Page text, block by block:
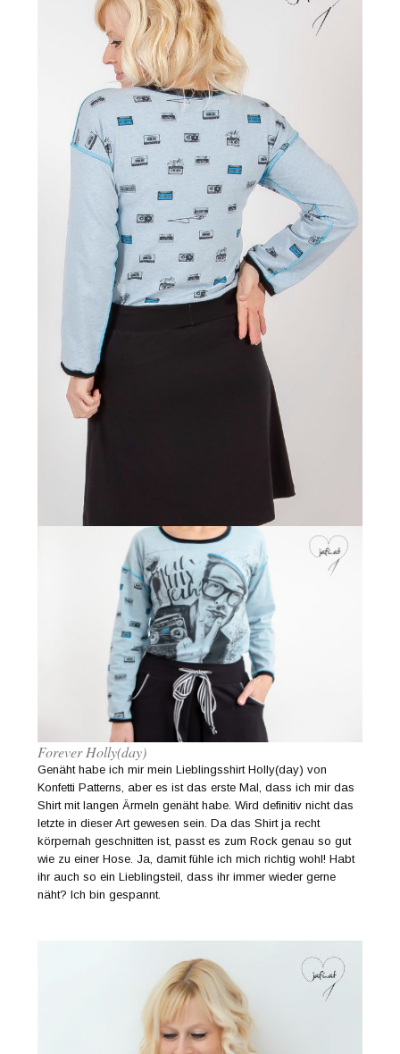
Forever Holly(day)
Genäht habe ich mir mein Lieblingsshirt Holly(day) von
Konfetti Patterns, aber es ist das erste Mal, dass ich mir das
Shirt mit langen Ärmeln genäht habe. Wird definitiv nicht das
letzte in dieser Art gewesen sein. Da das Shirt ja recht
körpernah geschnitten ist, passt es zum Rock genau so gut
wie zu einer Hose. Ja, damit fühle ich mich richtig wohl! Habt
ihr auch so ein Lieblingsteil, dass ihr immer wieder gerne
näht? Ich bin gespannt.